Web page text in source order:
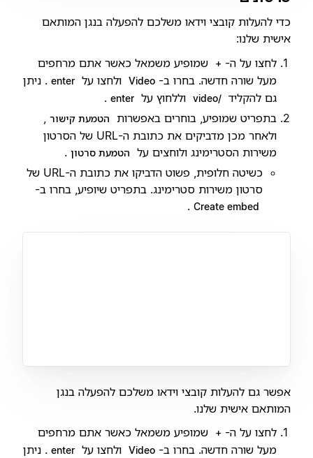
כדי להעלות קובצי וידאו משלכם להפעלה בנגן המותאם
אישית שלנו:
לחצו על ה- +
שמופיע משמאל כאשר אתם מרחפים
מעל שורה חדשה. בחרו ב- Video ולחצו על enter . ניתן
גם להקליד /video וללחוץ על enter
.
בתפריט שמופיע, בוחרים באפשרות
הטמעת קישור
ולאחר מכן מדביקים את כתובת ה-URL של הסרטון
משירות הסטרימינג ולוחצים על
הטמעת סרטון .
כשיטה חלופית, פשוט הדביקו את כתובת ה-URL של
סרטון משירות סטרימינג. בתפריט שיופיע, בחרו ב-
Create embed
.
אפשר גם להעלות קובצי וידאו משלכם להפעלה בנגן
המותאם אישית שלנו.
לחצו על ה- +
שמופיע משמאל כאשר אתם מרחפים
מעל שורה חדשה. בחרו ב- Video ולחצו על enter . ניתן